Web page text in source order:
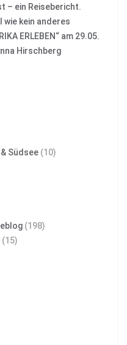
– ein Reisebericht.
wie kein anderes
ERLEBEN“ am 29.05.
Hirschberg
Südsee (10)
(198)
(15)